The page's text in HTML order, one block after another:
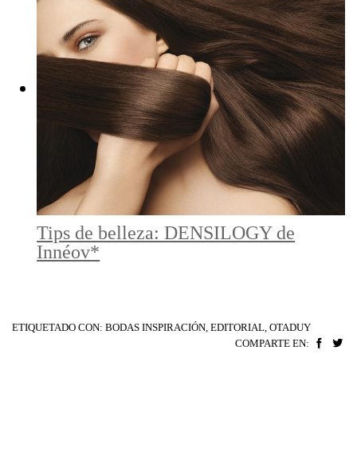
Tips de belleza: DENSILOGY de
Innéov*
ETIQUETADO CON: BODAS INSPIRACIÓN, EDITORIAL, OTADUY
COMPARTE EN: